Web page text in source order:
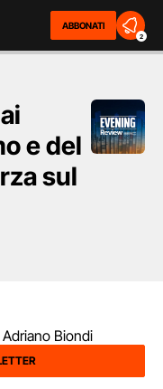
ABBONATI
2
e del
sul
Biondi